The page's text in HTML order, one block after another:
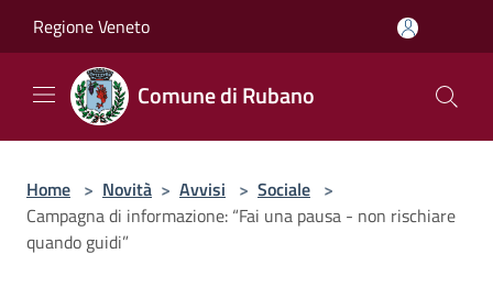
Regione Veneto
Comune di Rubano
Home > Novità > Avvisi > Sociale >
Campagna di informazione: “Fai una pausa - non rischiare
quando guidi”